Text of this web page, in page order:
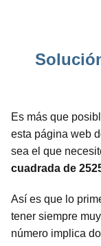
Es más que
esta página web
sea el que
cuadrada de
Así es que lo
tener siempre
número implica